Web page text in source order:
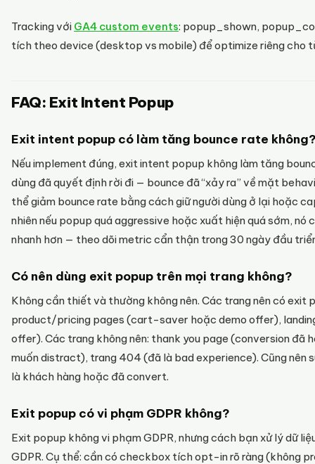
Tracking với GA4 custom events: popup_shown,
tích theo device (desktop vs mobile) để optimize riêng cho
FAQ: Exit Intent Popup
Exit intent popup có làm tăng bounce rate
Nếu implement đúng, exit intent popup không làm tăng
dùng đã quyết định rời đi — bounce đã “xảy ra” về mặt
thể giảm bounce rate bằng cách giữ người dùng ở lại hoặc
nhiên nếu popup quá aggressive hoặc xuất hiện quá sớm,
nhanh hơn — theo dõi metric cẩn thận trong 30 ngày đầu
Có nên dùng exit popup trên mọi trang không?
Không cần thiết và thường không nên. Các trang nên có
product/pricing pages (cart-saver hoặc demo offer),
offer). Các trang không nên: thank you page (conversion đã
muốn distract), trang 404 (đã là bad experience). Cũng nên
là khách hàng hoặc đã convert.
Exit popup có vi phạm GDPR không?
Exit popup không vi phạm GDPR, nhưng cách bạn xử lý dữ
GDPR. Cụ thể: cần có checkbox tích opt-in rõ ràng (không